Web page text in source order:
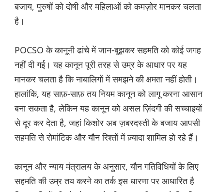
बजाय, पुरुषों को दोषी और महिलाओं को कमज़ोर मानकर चलता
है।
POCSO के कानूनी ढांचे में जान-बूझकर सहमति को कोई जगह
नहीं दी गई। यह कानून पूरी तरह से उम्र के आधार पर यह
मानकर चलता है कि नाबालिगों में समझने की क्षमता नहीं होती।
हालांकि, यह साफ़-साफ़ तय नियम कानून को लागू करना आसान
बना सकता है, लेकिन यह कानून को असल ज़िंदगी की सच्चाइयों
से दूर कर देता है, जहां किशोर अब ज़बरदस्ती के बजाय आपसी
सहमति से रोमांटिक और यौन रिश्तों में ज़्यादा शामिल हो रहे हैं।
कानून और न्याय मंत्रालय के अनुसार, यौन गतिविधियों के लिए
सहमति की उम्र तय करने का तर्क इस धारणा पर आधारित है